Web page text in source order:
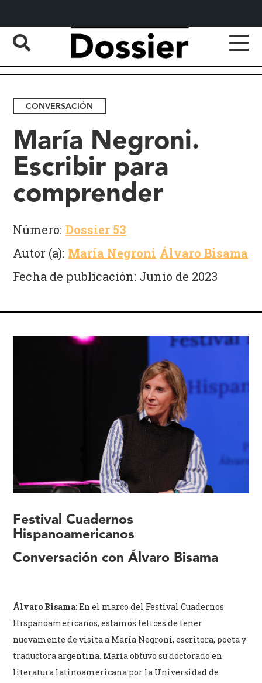
CONVERSACIÓN
María Negroni.
Escribir para
comprender
Número: Dossier 53
Autor (a): María Negroni Álvaro Bisama
Fecha de publicación: Junio de 2023
Festival Cuadernos
Hispanoamericanos
Conversación con Álvaro Bisama
Álvaro Bisama:En el marco del Festival Cuadernos
Hispanoamericanos, estamos felices de tener
nuevamente de visita a María Negroni, escritora, poeta y
traductora argentina. María obtuvo su doctorado en
literatura latinoamericana por la Universidad de